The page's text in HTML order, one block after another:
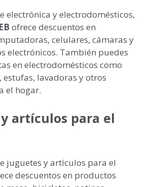
electrónica y electrodomésticos,
ofrece descuentos en
celulares, cámaras y
electrónicos. También puedes
en electrodomésticos como
lavadoras y otros
el hogar.
artículos para el
juguetes y artículos para el
descuentos en productos